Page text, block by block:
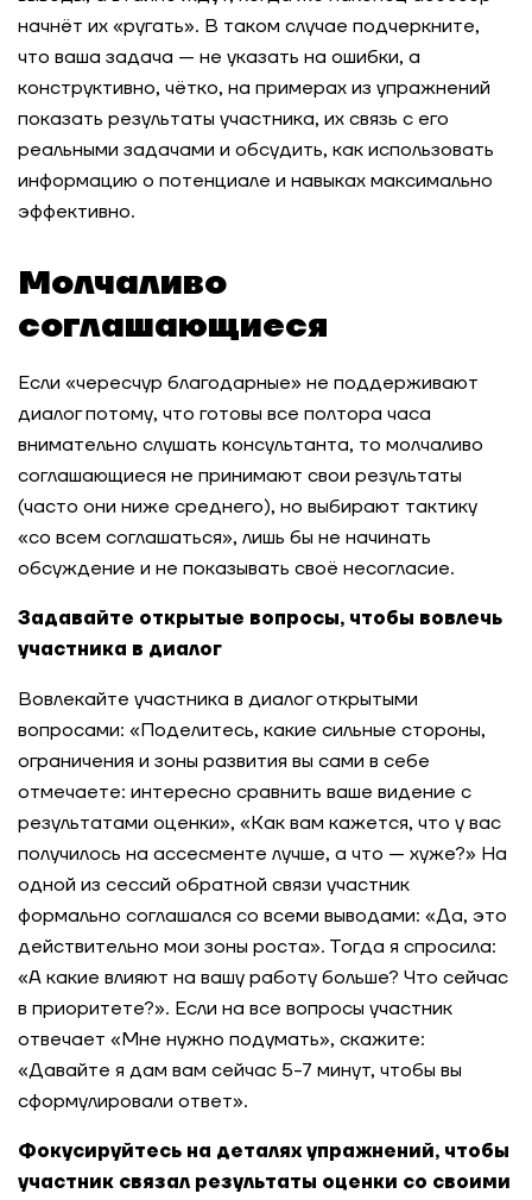
начнёт их «ругать». В таком случае подчеркните,
что ваша задача — не указать на ошибки, а
конструктивно, чётко, на примерах из упражнений
показать результаты участника, их связь с его
реальными задачами и обсудить, как использовать
информацию о потенциале и навыках максимально
эффективно.
Молчаливо
соглашающиеся
Если «чересчур благодарные» не поддерживают
диалог потому, что готовы все полтора часа
внимательно слушать консультанта, то молчаливо
соглашающиеся не принимают свои результаты
(часто они ниже среднего), но выбирают тактику
«со всем соглашаться», лишь бы не начинать
обсуждение и не показывать своё несогласие.
Задавайте открытые вопросы, чтобы вовлечь
участника в диалог
Вовлекайте участника в диалог открытыми
вопросами: «Поделитесь, какие сильные стороны,
ограничения и зоны развития вы сами в себе
отмечаете: интересно сравнить ваше видение с
результатами оценки», «Как вам кажется, что у вас
получилось на ассесменте лучше, а что — хуже?» На
одной из сессий обратной связи участник
формально соглашался со всеми выводами: «Да, это
действительно мои зоны роста». Тогда я спросила:
«А какие влияют на вашу работу больше? Что сейчас
в приоритете?». Если на все вопросы участник
отвечает «Мне нужно подумать», скажите:
«Давайте я дам вам сейчас 5-7 минут, чтобы вы
сформулировали ответ».
Фокусируйтесь на деталях упражнений, чтобы
участник связал результаты оценки со своими